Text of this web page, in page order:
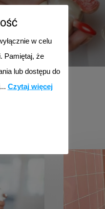
Pomoc
medyczna
świadczona
przez
w celu
Pamiętaj, że
lub dostępu do
Czytaj więcej